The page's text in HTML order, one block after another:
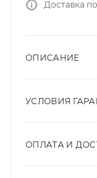
Доставка
ОПИСАНИЕ
УСЛОВИЯ
ОПЛАТА И